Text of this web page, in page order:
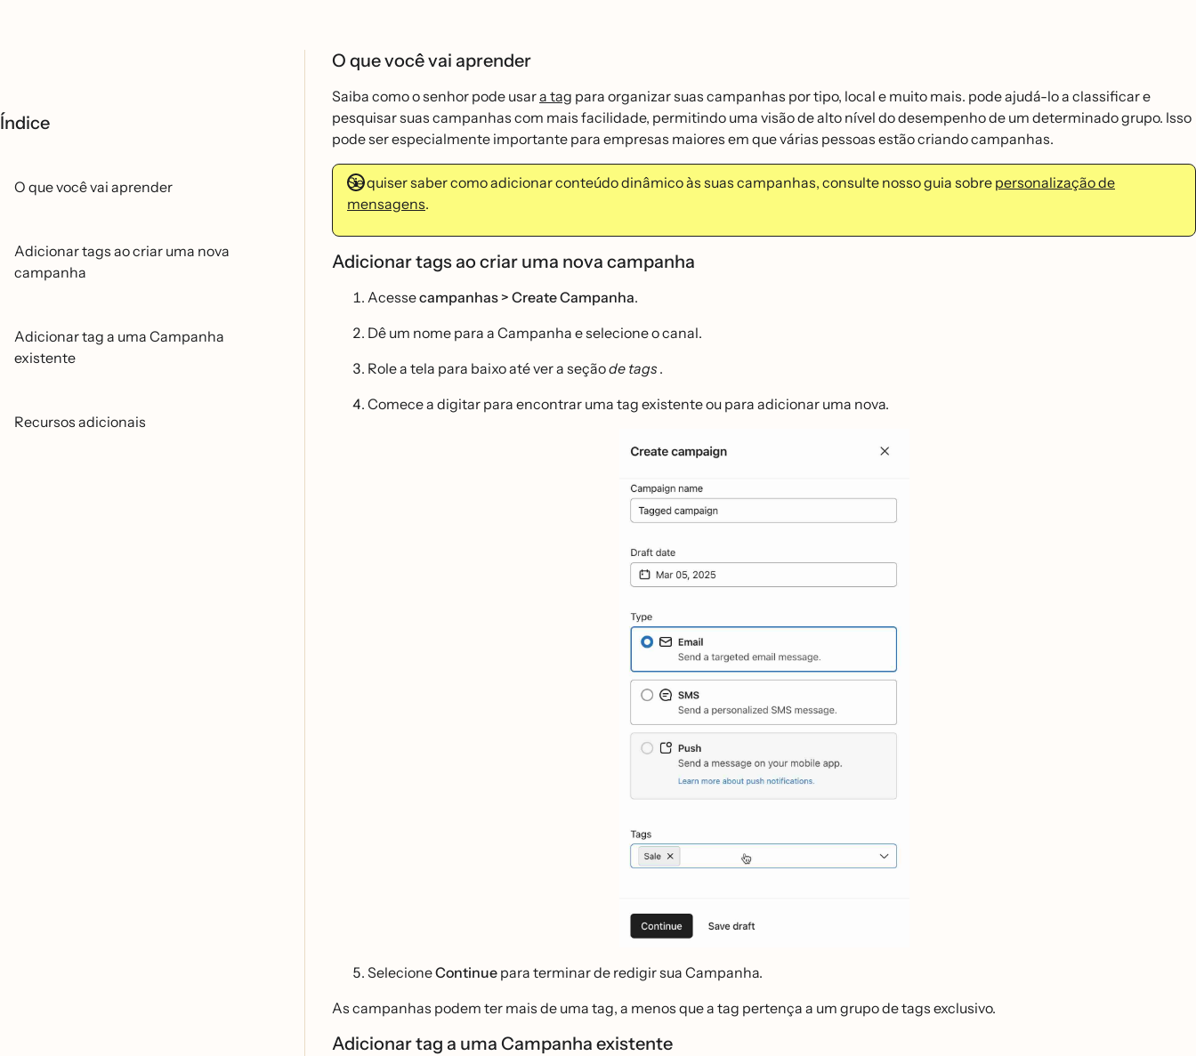
Índice
O que você vai aprender
Adicionar tags ao criar uma nova
campanha
Adicionar tag a uma Campanha
existente
Recursos adicionais
O que você vai aprender
Saiba como o senhor pode usara tag para organizar suas campanhas por tipo, local e muito mais. pode ajudá-lo a classificar e
pesquisar suas campanhas com mais facilidade, permitindo uma visão de alto nível do desempenho de um determinado grupo. Isso
pode ser especialmente importante para empresas maiores em que várias pessoas estão criando campanhas.
Se quiser saber como adicionar conteúdo dinâmico às suas campanhas, consulte nosso guia sobre personalização de
mensagens.
Adicionar tags ao criar uma nova campanha
Acessecampanhas > Create Campanha.
Dê um nome para a Campanha e selecione o canal.
Role a tela para baixo até ver a seçãode tags.
Comece a digitar para encontrar uma tag existente ou para adicionar uma nova.
SelecioneContinue para terminar de redigir sua Campanha.
As campanhas podem ter mais de uma tag, a menos que a tag pertença a um grupo de tags exclusivo.
Adicionar tag a uma Campanha existente